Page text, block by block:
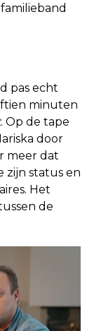
pas echt
minuten
. Op de tape
door
meer dat
zijn status en
Het
de